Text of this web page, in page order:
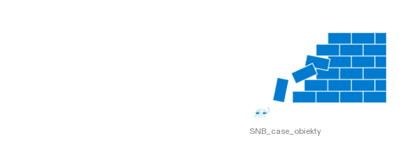
SNB_case_obiekty